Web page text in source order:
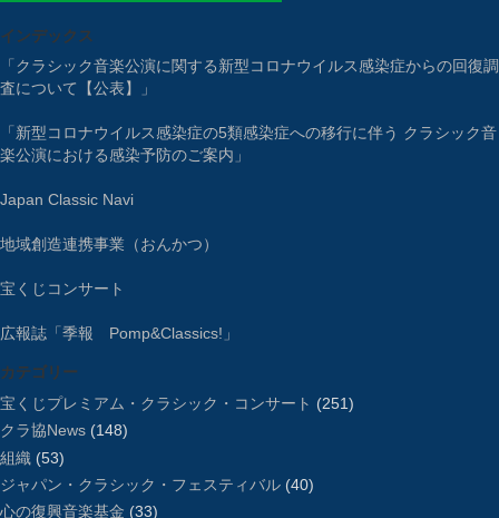
インデックス
「クラシック音楽公演に関する新型コロナウイルス感染症からの回復調
査について【公表】」
「新型コロナウイルス感染症の5類感染症への移行に伴う クラシック音
楽公演における感染予防のご案内」
Japan Classic Navi
地域創造連携事業（おんかつ）
宝くじコンサート
広報誌「季報 Pomp&Classics!」
カテゴリー
宝くじプレミアム・クラシック・コンサート (251)
クラ協News (148)
組織 (53)
ジャパン・クラシック・フェスティバル (40)
心の復興音楽基金 (33)